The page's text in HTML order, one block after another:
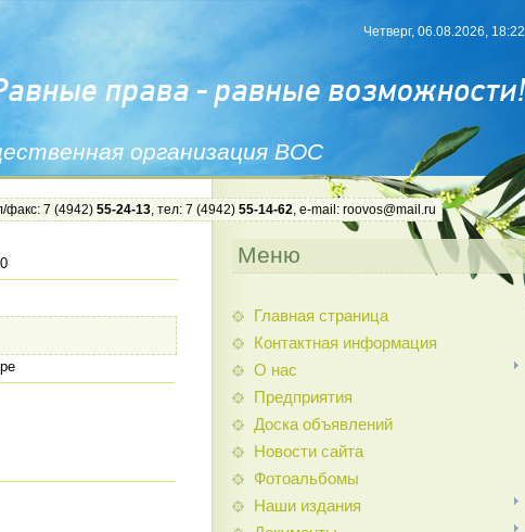
организация ВОС
Четверг, 06.08.2026, 18:22
факс: 7 (4942) 55-24-13, тел: 7 (4942) 55-14-62, e-mail: roovos@mail.ru
Меню
Главная страница
Контактная информация
О нас
Предприятия
Доска объявлений
Новости сайта
Фотоальбомы
Наши издания